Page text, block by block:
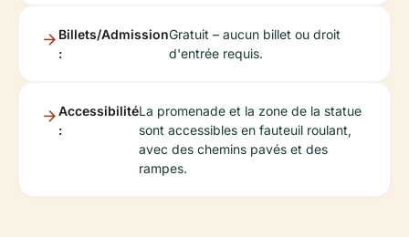
Billets/Admission
:
Gratuit – aucun billet ou droit
d'entrée requis.
Accessibilité
:
La promenade et la zone de la statue
sont accessibles en fauteuil roulant,
avec des chemins pavés et des
rampes.